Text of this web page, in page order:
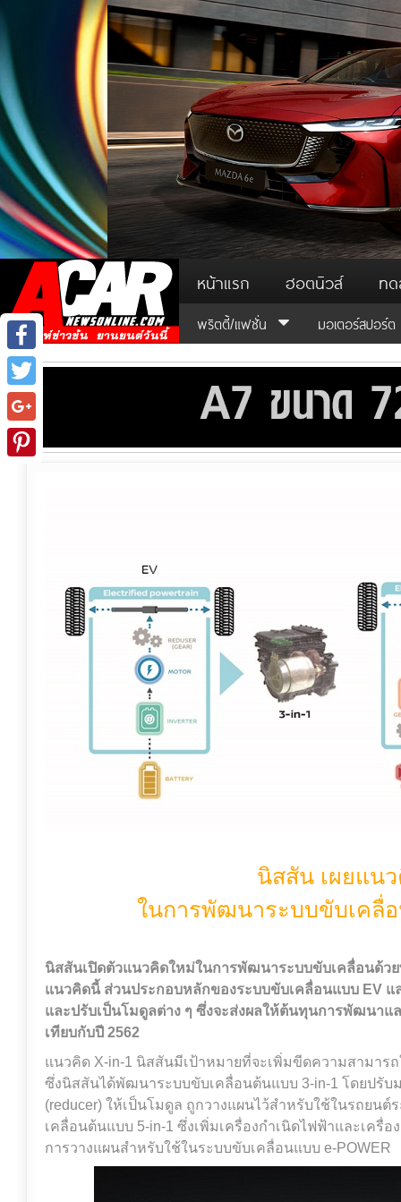
หน้าแรก ฮอตนิวส์ ท
พริตตี้/แฟชั่น มอเตอร์สปอร์ต
Facebook
Twitter
Google+
นิสสัน เผยแน
ในการพัฒนาระบบขับเคลื่
นิสสันเปิดตัวแนวคิดใหม่ในการพัฒนาระบบขับเคลื่อนด้วย
แนวคิดนี้ ส่วนประกอบหลักของระบบขับเคลื่อนแบบ EV แ
และปรับเป็นโมดูลต่าง ๆ ซึ่งจะส่งผลให้ต้นทุนการพัฒนาแ
เทียบกับปี 2562
แนวคิด X-in-1 นิสสันมีเป้าหมายที่จะเพิ่มขีดความสามาร
ซึ่งนิสสันได้พัฒนาระบบขับเคลื่อนต้นแบบ 3-in-1 โดยปรับ
(reducer) ให้เป็นโมดูล ถูกวางแผนไว้สำหรับใช้ในรถยน
เคลื่อนต้นแบบ 5-in-1 ซึ่งเพิ่มเครื่องกำเนิดไฟฟ้าและเครื่อ
การวางแผนสำหรับใช้ในระบบขับเคลื่อนแบบ e-POWER